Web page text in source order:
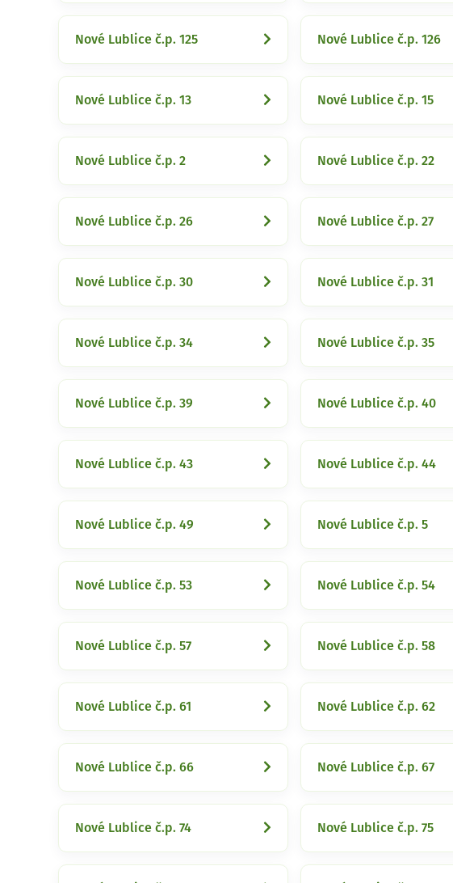
Nové Lublice č.p. 125 Nové Lublice č.p. 126
Nové Lublice č.p. 13 Nové Lublice č.p. 15
Nové Lublice č.p. 2 Nové Lublice č.p. 22
Nové Lublice č.p. 26 Nové Lublice č.p. 27
Nové Lublice č.p. 30 Nové Lublice č.p. 31
Nové Lublice č.p. 34 Nové Lublice č.p. 35
Nové Lublice č.p. 39 Nové Lublice č.p. 40
Nové Lublice č.p. 43 Nové Lublice č.p. 44
Nové Lublice č.p. 49 Nové Lublice č.p. 5
Nové Lublice č.p. 53 Nové Lublice č.p. 54
Nové Lublice č.p. 57 Nové Lublice č.p. 58
Nové Lublice č.p. 61 Nové Lublice č.p. 62
Nové Lublice č.p. 66 Nové Lublice č.p. 67
Nové Lublice č.p. 74 Nové Lublice č.p. 75